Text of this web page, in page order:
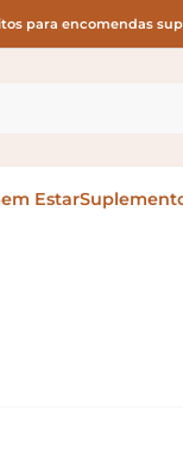
para encomendas
Estar